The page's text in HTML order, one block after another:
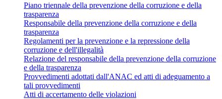
Piano triennale della prevenzione della corruzione e della
trasparenza
Responsabile della prevenzione della corruzione e della
trasparenza
Regolamenti per la prevenzione e la repressione della
corruzione e dell'illegalità
Relazione del responsabile della prevenzione della corruzione
e della trasparenza
Provvedimenti adottati dall'ANAC ed atti di adeguamento a
tali provvedimenti
Atti di accertamento delle violazioni